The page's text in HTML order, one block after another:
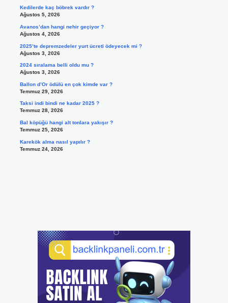
Kedilerde kaç böbrek vardır ?
Ağustos 5, 2026
Avanos’dan hangi nehir geçiyor ?
Ağustos 4, 2026
2025’te depremzedeler yurt ücreti ödeyecek mi ?
Ağustos 3, 2026
2024 sıralama belli oldu mu ?
Ağustos 3, 2026
Ballon d’Or ödülü en çok kimde var ?
Temmuz 29, 2026
Taksi indi bindi ne kadar 2025 ?
Temmuz 28, 2026
Bal köpüğü hangi alt tonlara yakışır ?
Temmuz 25, 2026
Karekök alma nasıl yapılır ?
Temmuz 24, 2026